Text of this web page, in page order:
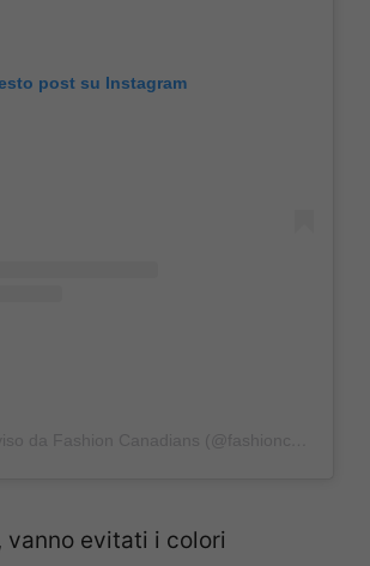
post su Instagram
vanno evitati i colori